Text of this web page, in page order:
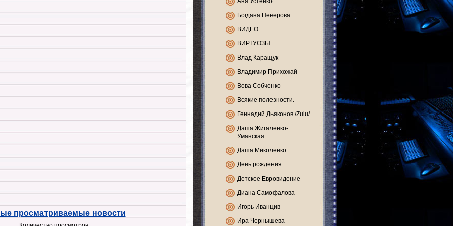
просматриваемые новости
Богдана Неверова
ВИДЕО
ВИРТУОЗЫ
Влад Каращук
Владимир Прихожай
Вова Собченко
Всякие полезности.
Геннадий Дьяконов /Zulu/
Даша Жигаленко-
Уманская
Даша Миколенко
День рождения
Детское Евровидение
Диана Самофалова
Игорь Иванцив
Ира Чернышева